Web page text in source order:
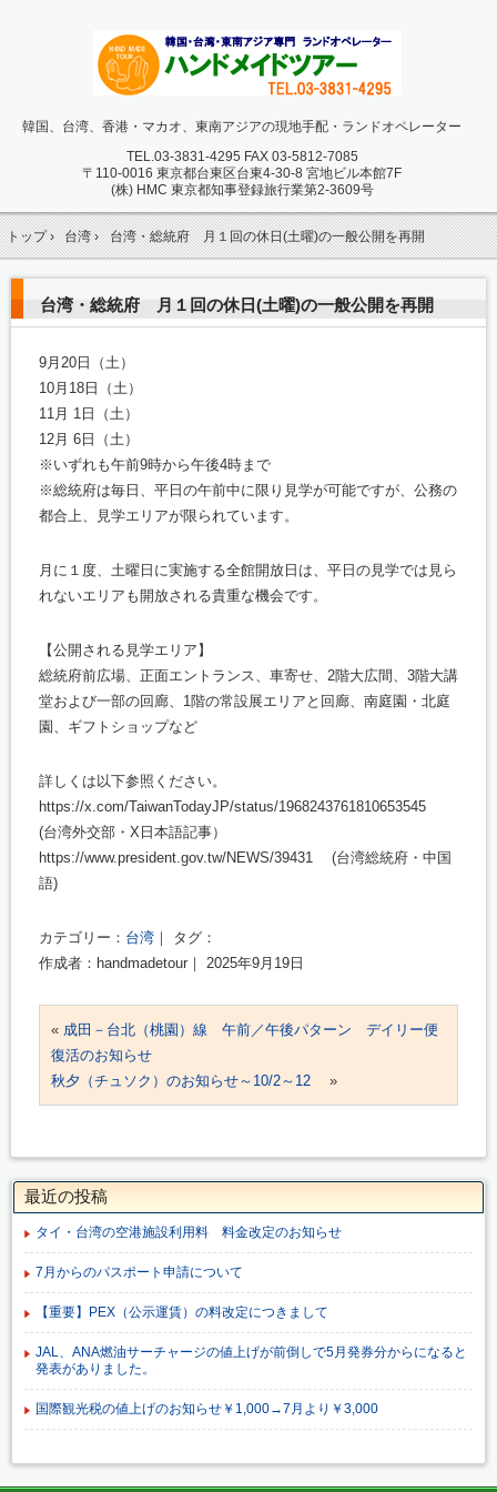
韓国、台湾、香港・マカオ、東南アジアの現地手配・ランドオペレーター
TEL.03-3831-4295 FAX 03-5812-7085
〒110-0016 東京都台東区台東4-30-8 宮地ビル本館7F
(株) HMC 東京都知事登録旅行業第2-3609号
トップ› 台湾› 台湾・総統府 月１回の休日(土曜)の一般公開を再開
台湾・総統府 月１回の休日(土曜)の一般公開を再開
9月20日（土）
10月18日（土）
11月 1日（土）
12月 6日（土）
※いずれも午前9時から午後4時まで
※総統府は毎日、平日の午前中に限り見学が可能ですが、公務の
都合上、見学エリアが限られています。
月に１度、土曜日に実施する全館開放日は、平日の見学では見ら
れないエリアも開放される貴重な機会です。
【公開される見学エリア】
総統府前広場、正面エントランス、車寄せ、2階大広間、3階大講
堂および一部の回廊、1階の常設展エリアと回廊、南庭園・北庭
園、ギフトショップなど
詳しくは以下参照ください。
https://x.com/TaiwanTodayJP/status/1968243761810653545
(台湾外交部・X日本語記事）
https://www.president.gov.tw/NEWS/39431 (台湾総統府・中国
語)
カテゴリー： 台湾 ｜ タグ：
作成者：handmadetour｜ 2025年9月19日
« 成田－台北（桃園）線 午前／午後パターン デイリー便
復活のお知らせ
秋夕（チュソク）のお知らせ～10/2～12
»
最近の投稿
タイ・台湾の空港施設利用料 料金改定のお知らせ
7月からのパスポート申請について
【重要】PEX（公示運賃）の料改定につきまして
JAL、ANA燃油サーチャージの値上げが前倒しで5月発券分からになると
発表がありました。
国際観光税の値上げのお知らせ￥1,000→7月より￥3,000